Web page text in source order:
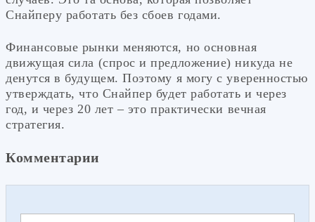
Снайперу работать без сбоев годами.
Финансовые рынки меняются, но основная
движущая сила (спрос и предложение) никуда не
денутся в будущем. Поэтому я могу с уверенностью
утверждать, что Снайпер будет работать и через
год, и через 20 лет – это практически вечная
стратегия.
Комментарии